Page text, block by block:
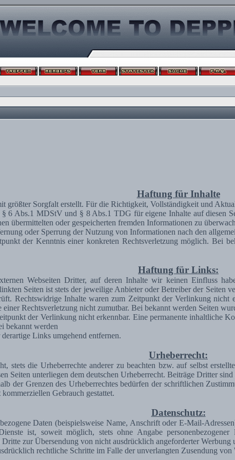
Haftung für Inhalte
größter Sorgfalt erstellt. Für die Richtigkeit, Vollständigkeit und
6 Abs.1 MDStV und § 8 Abs.1 TDG für eigene Inhalte auf diesen
übermittelten oder gespeicherten fremden Informationen zu
oder Sperrung der Nutzung von Informationen nach den
der Kenntnis einer konkreten Rechtsverletzung möglich. Bei
Haftung für Links:
Webseiten Dritter, auf deren Inhalte wir keinen Einfluss
Seiten ist stets der jeweilige Anbieter oder Betreiber der
Rechtswidrige Inhalte waren zum Zeitpunkt der Verlinkung
Rechtsverletzung nicht zumutbar. Bei bekannt werden Seiten
der Verlinkung nicht erkennbar. Eine permanente inhaltliche
bekannt werden
Links umgehend entfernen.
Urheberrecht:
stets die Urheberrechte anderer zu beachten bzw. auf selbst
Seiten unterliegen dem deutschen Urheberrecht. Beiträge Dritter
der Grenzen des Urheberrechtes bedürfen der schriftlichen
Gebrauch gestattet.
Datenschutz:
Daten (beispielsweise Name, Anschrift oder E-Mail-
ist, soweit möglich, stets ohne Angabe
zur Übersendung von nicht ausdrücklich angeforderter
rechtliche Schritte im Falle der unverlangten Zusendung